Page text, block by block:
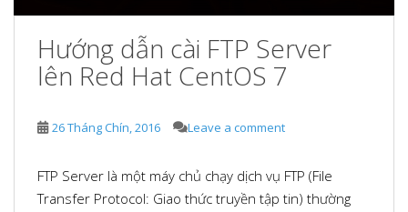
Hướng dẫn cài FTP Server
lên Red Hat CentOS 7
26 Tháng Chín, 2016 Leave a comment
FTP Server là một máy chủ chạy dịch vụ FTP (File
Transfer Protocol: Giao thức truyền tập tin) thường